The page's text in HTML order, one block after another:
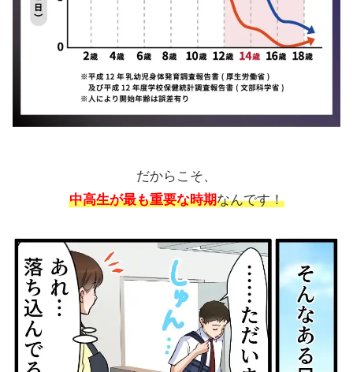
だからこそ、
中高生が最も重要な時期なんです！